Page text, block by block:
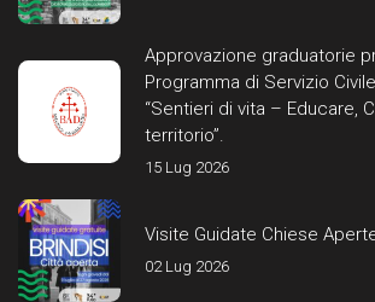
Approvazione graduatorie
Programma di Servizio
“Sentieri di vita – Educare,
territorio”.
15 Lug 2026
Visite Guidate Chiese
02 Lug 2026